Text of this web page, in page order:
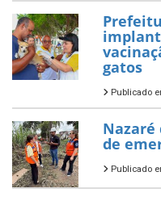
gatos
Publicado
Nazaré
de
Publicado